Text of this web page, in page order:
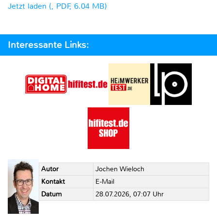
Jetzt laden (, PDF, 6.04 MB)
Interessante Links:
Autor
Jochen Wieloch
Kontakt
E-Mail
Datum
28.07.2026, 07:07 Uhr